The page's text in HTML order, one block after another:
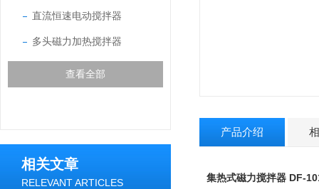
直流恒速电动搅拌器
多头磁力加热搅拌器
查看全部
相关文章
RELEVANT ARTICLES
产品介绍
集热式磁力搅拌器 DF-